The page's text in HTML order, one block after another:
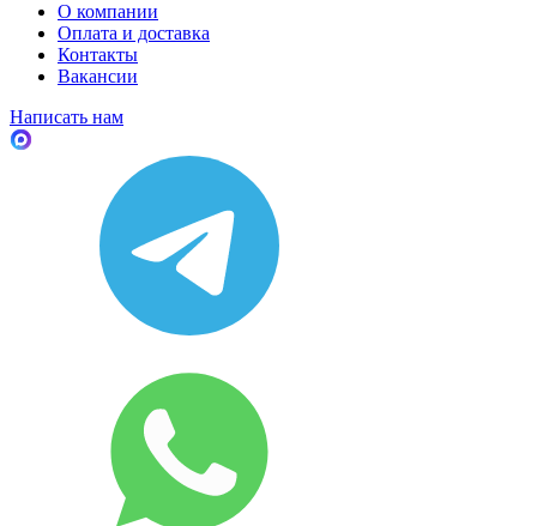
О компании
Оплата и доставка
Контакты
Вакансии
Написать нам